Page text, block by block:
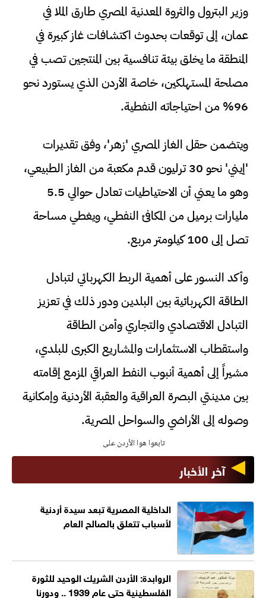
وزير البترول والثروة المعدنية المصري طارق الملا في
عمان، إلى توقعات بحدوث اكتشافات غاز كبيرة في
المنطقة ما يخلق بيئة تنافسية بين المنتجين تصب في
مصلحة المستهلكين، خاصة الأردن الذي يستورد نحو
96% من احتياجاته النفطية.
ويتضمن حقل الغاز المصري 'زهر'، وفق تقديرات
'إيني' نحو 30 ترليون قدم مكعبة من الغاز الطبيعي،
وهو ما يعني أن الاحتياطيات تعادل حوالي 5.5
مليارات برميل من المكافئ النفطي، ويغطي مساحة
تصل إلى 100 كيلومتر مربع.
وأكد النسور على أهمية الربط الكهربائي لتبادل
الطاقة الكهربائية بين البلدين ودور ذلك في تعزيز
التبادل الاقتصادي والتجاري وأمن الطاقة
واستقطاب الاستثمارات والمشاريع الكبرى للبلدي،
مشيراً إلى أهمية أنبوب النفط العراقي المزمع إقامته
بين مدينتي البصرة العراقية والعقبة الأردنية وإمكانية
وصوله إلى الأراضي والسواحل المصرية.
تابعوا هوا الأردن على
آخر الأخبار
الداخلية المصرية تبعد سيدة أردنية
لأسباب تتعلق بالصالح العام
الروابدة: الأردن الشريك الوحيد للثورة
الفلسطينية حتى عام 1939 .. ودورنا